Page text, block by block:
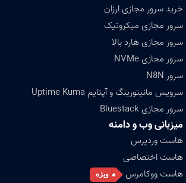
خرید سرور مجازی ارزان
سرور مجازی میکروتیک
سرور مجازی هارد بالا
سرور مجازی NVMe
سرور N8N
سرویس مانیتورینگ و آپتایم Uptime Kuma
سرور مجازی Bluestack
میزبانی وب و دامنه
هاست وردپرس
هاست اختصاصی
هاست ووکامرس
ویژه